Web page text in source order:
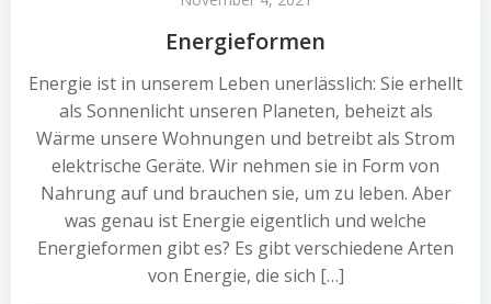
Energieformen
Energie ist in unserem Leben unerlässlich: Sie erhellt
als Sonnenlicht unseren Planeten, beheizt als
Wärme unsere Wohnungen und betreibt als Strom
elektrische Geräte. Wir nehmen sie in Form von
Nahrung auf und brauchen sie, um zu leben. Aber
was genau ist Energie eigentlich und welche
Energieformen gibt es? Es gibt verschiedene Arten
von Energie, die sich […]